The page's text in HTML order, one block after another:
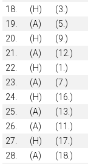
18.
(H) (3.)
19.
(A) (5.)
20.
(H) (9.)
21.
(A) (12.)
22.
(H) (1.)
23.
(A) (7.)
24.
(H) (16.)
25.
(A) (13.)
26.
(A) (11.)
27.
(H) (17.)
28.
(A) (18.)